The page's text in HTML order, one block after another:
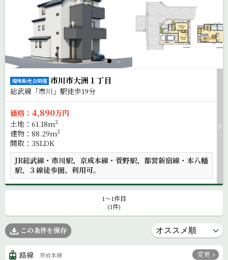
現地販売会開催 市川市大洲１丁目
総武線「市川」駅徒歩19分
価格： 4,890万円
土地：61.18m²
建物：88.29m²
間取：3SLDK
JR総武線・市川駅、京成本線・菅野駅、都営新宿線・本八幡
駅、３線徒歩圏、利用可。
1〜1件目
(1件)
この条件を保存
路線 京成本線 変更